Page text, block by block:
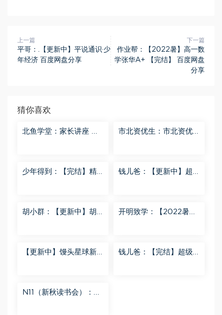
上一篇
平哥：.【更新中】平说通识·少
年经济 百度网盘分享
下一篇
作业帮：【2022暑】高一数
学张华A+ 【完结】 百度网盘
分享
猜你喜欢
北鱼学堂：家长讲座 百
市北资优生：市北资优
少年得到：【完结】精
钱儿爸：【更新中】超
胡小群：【更新中】胡
开明致学：【2022暑
【更新中】馒头星球新
钱儿爸：【完结】超级
N11（新秋读书会）：